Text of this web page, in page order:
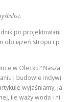
po projektowani
obciążeń stropu i p
w Olecku? Nasza
i budowie indywi
wyjaśniamy, ja
ile waży woda i ni